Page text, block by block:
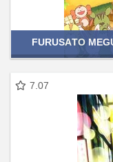
FURUSATO
7.07